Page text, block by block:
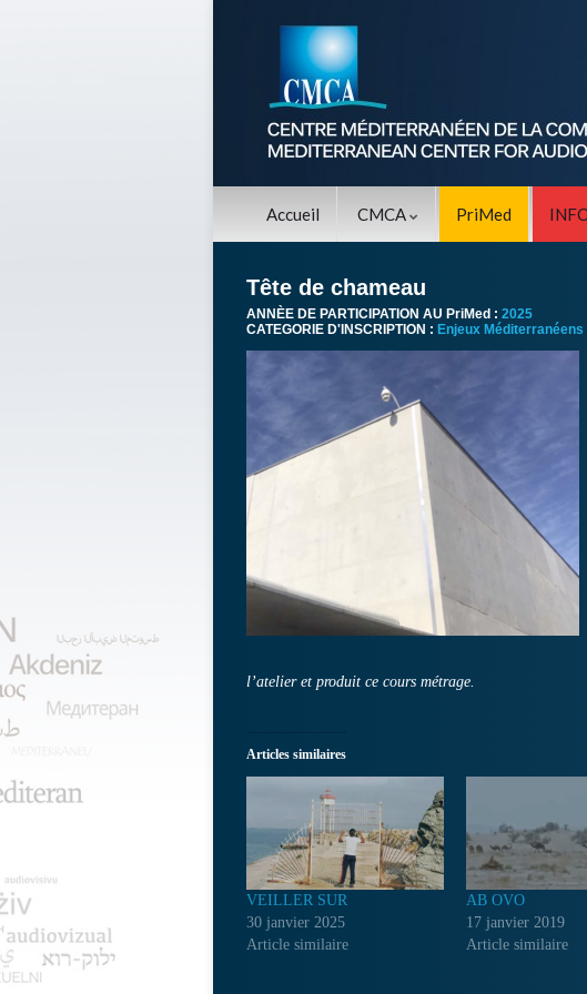
Accueil CMCA PriMed
Tête de chameau
ANNÈE DE PARTICIPATION AU PriMed : 2025
CATEGORIE D'INSCRIPTION : Enjeux Méditerranéens
l’atelier et produit ce cours métrage.
Articles similaires
VEILLER SUR
30 janvier 2025
Article similaire
AB OVO
17 janvier 2019
Article similaire